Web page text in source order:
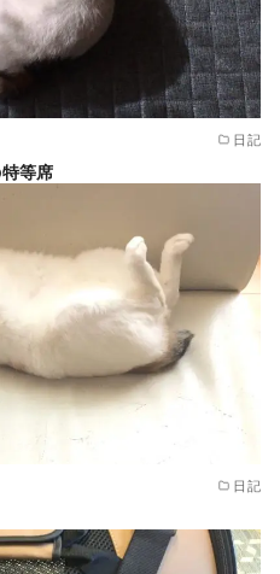
日記
等席
日記